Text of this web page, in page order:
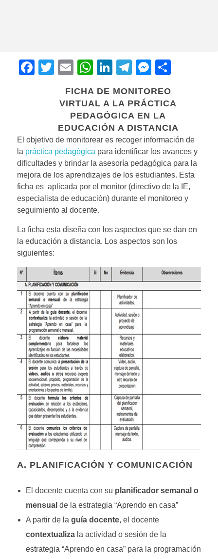
F
o
o
k
T
tt
E
ail
W
at
s
A
p
p
Li
k
e
dI
n
T
e
gr
a
m
M
ss
e
n
g
er
m
ar
tir
FICHA DE MONITOREO
VIRTUAL A LA PRÁCTICA
PEDAGÓGICA EN LA
EDUCACIÓN A DISTANCIA
El objetivo de monitorear es recoger información de
la práctica pedagógica para identificar los avances y
dificultades y brindar la asesoría pedagógica para la
mejora de los aprendizajes de los estudiantes. Esta
ficha es aplicada por el monitor (directivo de la IE,
especialista de educación) durante el monitoreo y
seguimiento al docente.
La ficha esta diseña con los aspectos que se dan en
la educación a distancia. Los aspectos son los
siguientes:
A. PLANIFICACIÓN Y COMUNICACIÓN
El docente cuenta con su planificador semanal o
mensual de la estrategia “Aprendo en casa”
A partir de la guía docente, el docente
contextualiza la actividad o sesión de la
estrategia “Aprendo en casa” para la programación